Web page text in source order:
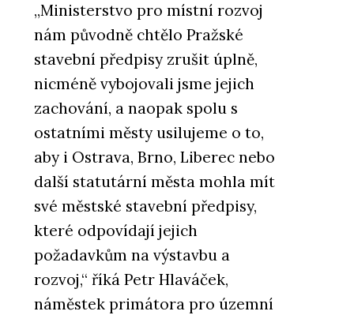
„Ministerstvo pro místní rozvoj
nám původně chtělo Pražské
stavební předpisy zrušit úplně,
nicméně vybojovali jsme jejich
zachování, a naopak spolu s
ostatními městy usilujeme o to,
aby i Ostrava, Brno, Liberec nebo
další statutární města mohla mít
své městské stavební předpisy,
které odpovídají jejich
požadavkům na výstavbu a
rozvoj,“ říká Petr Hlaváček,
náměstek primátora pro územní